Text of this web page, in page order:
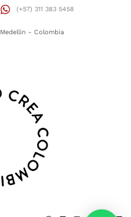
(+57) 311 383 5458
Medellin - Colombia